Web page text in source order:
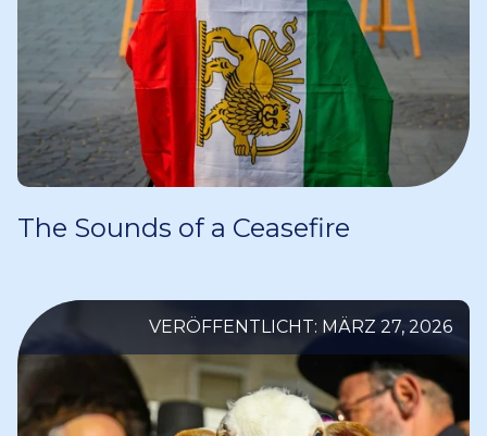
The Sounds of a Ceasefire
VERÖFFENTLICHT: MÄRZ 27, 2026